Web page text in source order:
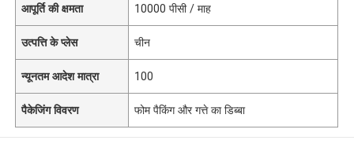
आपूर्ति की क्षमता 10000 पीसी / माह
उत्पत्ति के प्लेस चीन
न्यूनतम आदेश मात्रा 100
पैकेजिंग विवरण फोम पैकिंग और गत्ते का डिब्बा